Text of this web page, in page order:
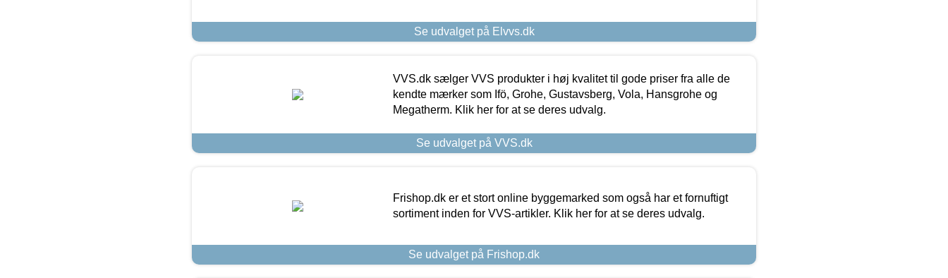
Se udvalget på Elvvs.dk
VVS.dk sælger VVS produkter i høj kvalitet til gode priser fra alle de
kendte mærker som Ifö, Grohe, Gustavsberg, Vola, Hansgrohe og
Megatherm. Klik her for at se deres udvalg.
Se udvalget på VVS.dk
Frishop.dk er et stort online byggemarked som også har et fornuftigt
sortiment inden for VVS-artikler. Klik her for at se deres udvalg.
Se udvalget på Frishop.dk